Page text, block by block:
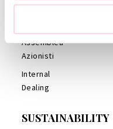
revisione
Assemblea
Azionisti
Internal
Dealing
SUSTAINABILITY